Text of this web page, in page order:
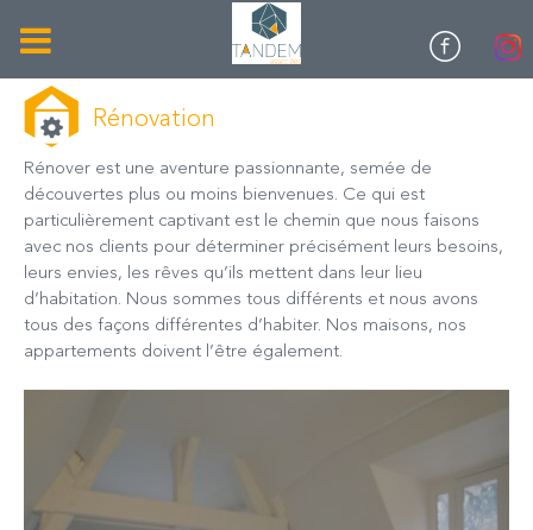
Rénovation
Rénover est une aventure passionnante, semée de
découvertes plus ou moins bienvenues. Ce qui est
particulièrement captivant est le chemin que nous faisons
avec nos clients pour déterminer précisément leurs besoins,
leurs envies, les rêves qu’ils mettent dans leur lieu
d’habitation. Nous sommes tous différents et nous avons
tous des façons différentes d’habiter. Nos maisons, nos
appartements doivent l’être également.